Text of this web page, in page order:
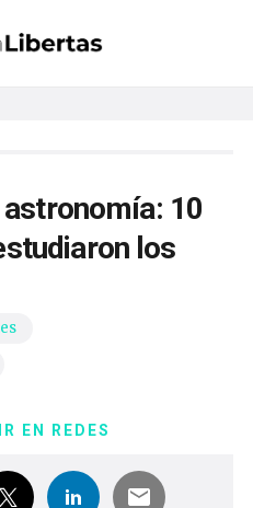
10
los
EN REDES